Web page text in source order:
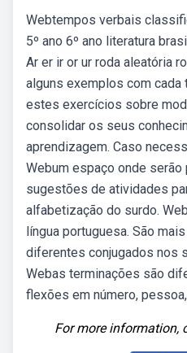
Webtempos verbais
5º ano 6º ano literatura
Ar er ir or ur roda aleatória
alguns exemplos com
estes exercícios sobre
consolidar os seus
aprendizagem. Caso
Webum espaço onde
sugestões de atividades
alfabetização do surdo.
língua portuguesa. São
diferentes conjugados nos
Webas terminações são
flexões em número,
For more information,